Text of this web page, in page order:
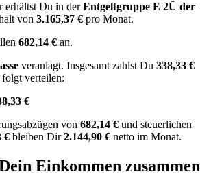
erhältst Du in derEntgeltgruppe E 2Ü der
von 3.165,37 € pro Monat.
682,14 € an.
veranlagt. Insgesamt zahlst Du 338,33 €
verteilen:
€
von 682,14 € und steuerlichen
€ bleiben Dir2.144,90 € netto im Monat.
Einkommen zusammen